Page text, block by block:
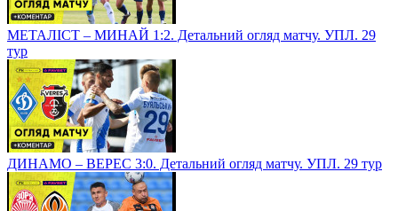
МЕТАЛІСТ – МИНАЙ 1:2. Детальний огляд матчу. УПЛ. 29
тур
ДИНАМО – ВЕРЕС 3:0. Детальний огляд матчу. УПЛ. 29 тур